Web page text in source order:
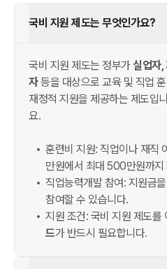
국비 지원 제도는 무엇인가요?
국비 지원 제도는 정부가실업자,
자등을 대상으로 교육 및 직업
재정적 지원을 제공하는 제도입
요.
훈련비 지원: 직업이나 재직
만원에서 최대 500만원까지
직업능력개발 참여: 지원금
참여할 수 있습니다.
지원 조건: 국비 지원 제도를
드가 반드시 필요합니다.